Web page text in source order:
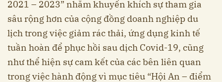
2021 – 2023” nhằm khuyến khích sự tham gia
sâu rộng hơn của cộng đồng doanh nghiệp du
lịch trong việc giảm rác thải, ứng dụng kinh tế
tuần hoàn để phục hồi sau dịch Covid-19, cũng
như thể hiện sự cam kết của các bên liên quan
trong việc hành động vì mục tiêu “Hội An – điểm